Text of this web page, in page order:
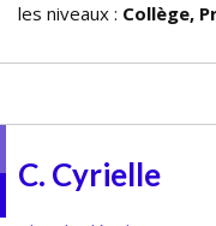
les niveaux : Collège,
C. Cyrielle